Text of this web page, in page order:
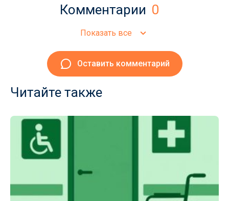
Комментарии 0
Показать все
Оставить комментарий
Читайте также